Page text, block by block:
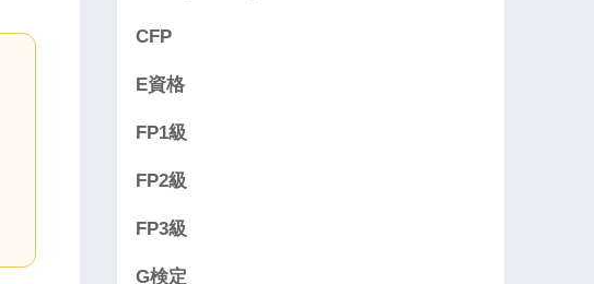
CFP
E資格
FP1級
FP2級
FP3級
G検定